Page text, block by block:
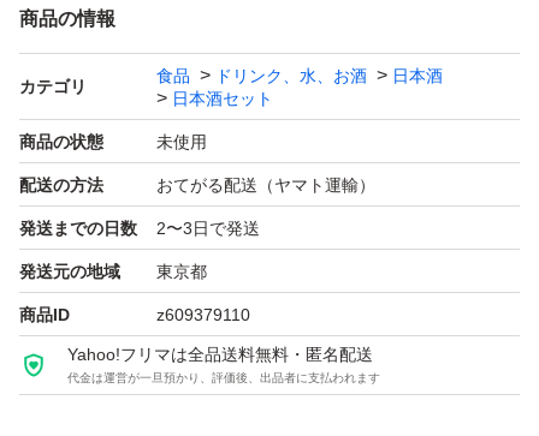
・段ボールでの発送中に割れてしまう事があったため、お
酒用のP箱で発送しております！
・段ボールご希望の際は購入後にメッセージでご連絡くだ
さい。
・配達日時のご希望がある方も購入後のメッセージでご連
絡ください。
・日曜日、月曜日は発送をお休みさせて頂く場合がござい
ますが、ご了承下さい。
・ダンボールは破損しやすい為プラスチック箱を推奨しま
商品の情報
カテゴリ
食品 ドリンク、水、お酒
日本酒
日本酒セット
商品の状態 未使用
配送の方法 おてがる配送（ヤマト運輸）
発送までの日数 2〜3日で発送
発送元の地域 東京都
商品ID z609379110
Yahoo!フリマは全品送料無料・匿名配送
代金は運営が一旦預かり、評価後、出品者に支払われます